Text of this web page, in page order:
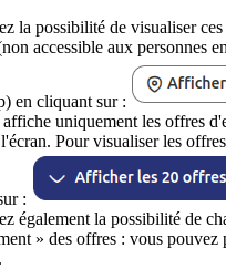
la possibilité de visualiser
accessible aux personnes
en cliquant sur :
uniquement les offres
Pour visualiser les
:
également la possibilité de
» des offres : vous pouvez